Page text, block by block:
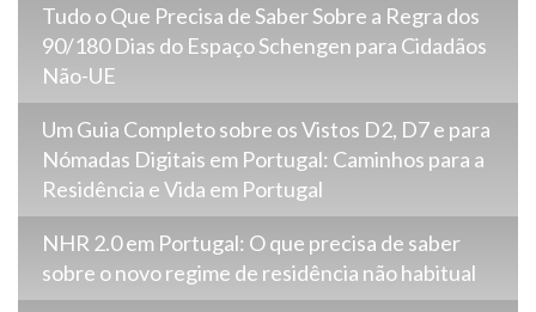
Tudo o Que Precisa de Saber Sobre a Regra dos
90/180 Dias do Espaço Schengen para Cidadãos
Não-UE
Um Guia Completo sobre os Vistos D2, D7 e para
Nómadas Digitais em Portugal: Caminhos para a
Residência e Vida em Portugal
NHR 2.0 em Portugal: O que precisa de saber
sobre o novo regime de residência não habitual